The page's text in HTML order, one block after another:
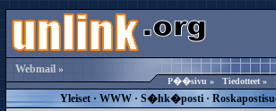
Webmail »
P��sivu » Tiedotteet »
Yleiset · WWW · S�hk�posti ·